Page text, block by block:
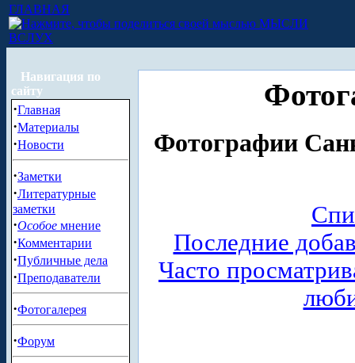
ГЛАВНАЯ
МЫСЛИ
ВСЛУХ
Навигация по
сайту
·Главная
·Материалы
·Новости
·Заметки
·Литературные
заметки
·Особое мнение
·Комментарии
·Публичные дела
·Преподаватели
·Фотогалерея
·Форум
Фотографии
Последние
Часто